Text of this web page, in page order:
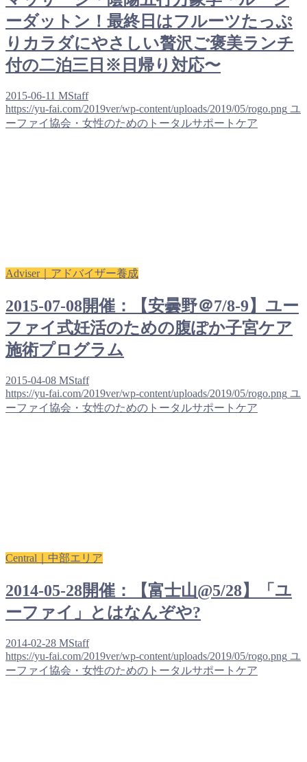
ーダットン！最終日はフルーツたっぷ
りカラダにやさしい贅沢ご褒美ランチ
付の二泊三日※日帰り対応〜
2015-06-11 MStaff
https://yu-fai.com/2019ver/wp-content/uploads/2019/05/rogo.png ユ
ーファイ協会・女性のためのトータルサポートケア
Adviser｜アドバイザー養成
2015-07-08開催：【安曇野＠7/8-9】ユー
ファイ式妊活のための腹ぽか子宮ケア
施術プログラム
2015-04-08 MStaff
https://yu-fai.com/2019ver/wp-content/uploads/2019/05/rogo.png ユ
ーファイ協会・女性のためのトータルサポートケア
Central｜中部エリア
2014-05-28開催：【富士山@5/28】「ユ
ーファイ」とはなんぞや?
2014-02-28 MStaff
https://yu-fai.com/2019ver/wp-content/uploads/2019/05/rogo.png ユ
ーファイ協会・女性のためのトータルサポートケア